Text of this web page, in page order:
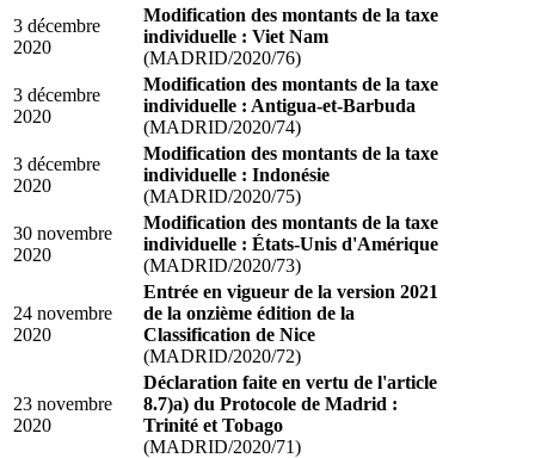
3 décembre
2020
Modification des montants de la taxe
individuelle : Viet Nam
(MADRID/2020/76)
3 décembre
2020
Modification des montants de la taxe
individuelle : Antigua-et-Barbuda
(MADRID/2020/74)
3 décembre
2020
Modification des montants de la taxe
individuelle : Indonésie
(MADRID/2020/75)
30 novembre
2020
Modification des montants de la taxe
individuelle : États-Unis d'Amérique
(MADRID/2020/73)
24 novembre
2020
Entrée en vigueur de la version 2021
de la onzième édition de la
Classification de Nice
(MADRID/2020/72)
23 novembre
2020
Déclaration faite en vertu de l'article
8.7)a) du Protocole de Madrid :
Trinité et Tobago
(MADRID/2020/71)